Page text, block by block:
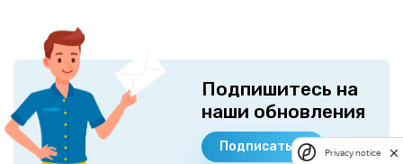
Подпишитесь на
наши обновления
Подписаться Privacy notice